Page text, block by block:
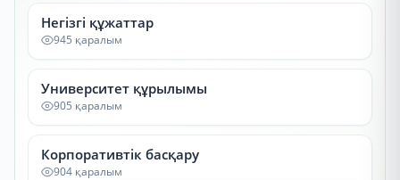
Негізгі құжаттар
945 қаралым
Университет құрылымы
905 қаралым
Корпоративтік басқару
904 қаралым